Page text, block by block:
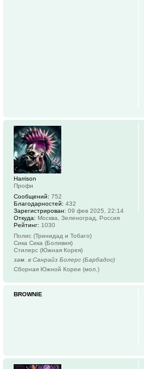
Harrison
Профи
Сообщений: 752
Благодарностей: 432
Зарегистрирован: 09 фев 2025, 22:14
Откуда: Москва, Зеленоград, Россия
Рейтинг: 1030
Полис (Тринидад и Тобаго)
Сика Сика (Боливия)
Стилерс (Южная Корея)
зам. в Санрайз Болерс (Барбадос)
Сборная Южной Кореи (мол.)
BROWNIE